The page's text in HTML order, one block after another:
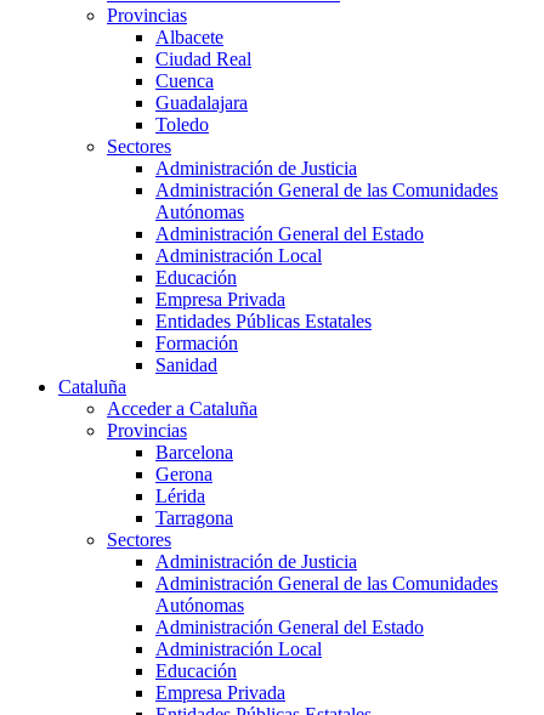
Provincias
Albacete
Ciudad Real
Cuenca
Guadalajara
Toledo
Sectores
Administración de Justicia
Administración General de las Comunidades
Autónomas
Administración General del Estado
Administración Local
Educación
Empresa Privada
Entidades Públicas Estatales
Formación
Sanidad
Cataluña
Acceder a Cataluña
Provincias
Barcelona
Gerona
Lérida
Tarragona
Sectores
Administración de Justicia
Administración General de las Comunidades
Autónomas
Administración General del Estado
Administración Local
Educación
Empresa Privada